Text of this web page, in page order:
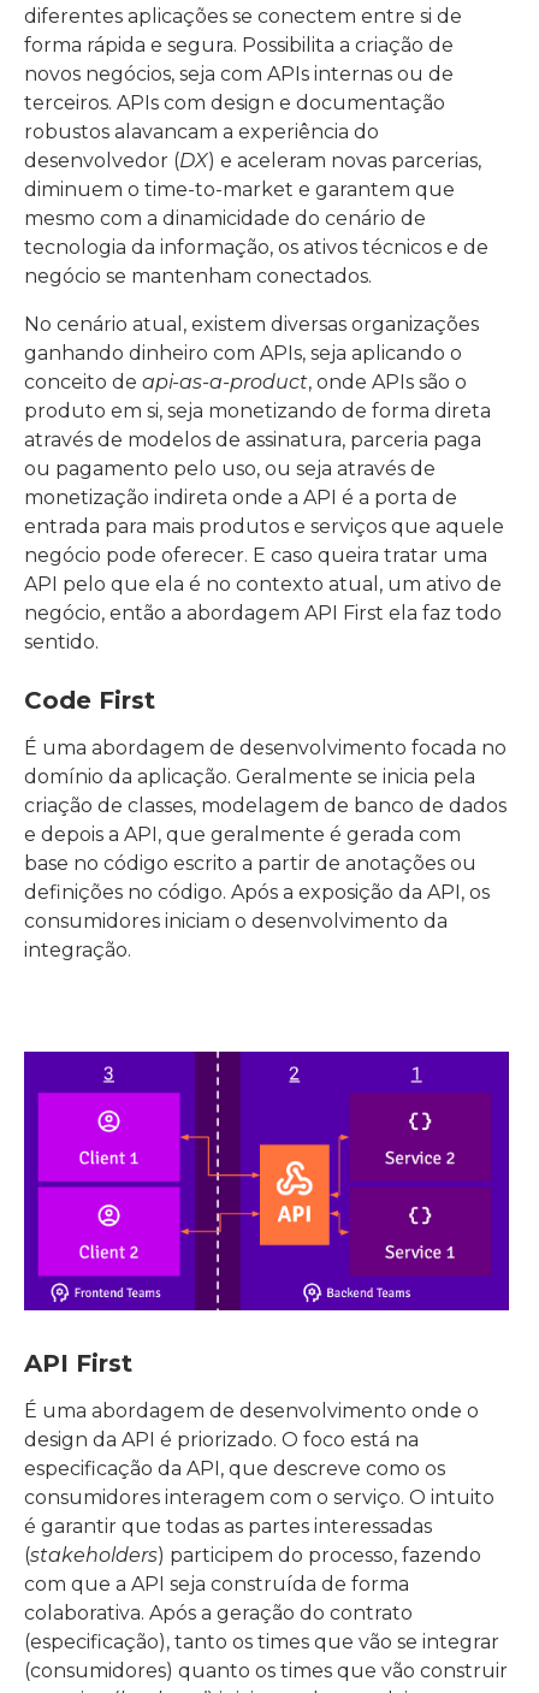
diferentes aplicações se conectem entre si de
forma rápida e segura. Possibilita a criação de
novos negócios, seja com APIs internas ou de
terceiros. APIs com design e documentação
robustos alavancam a experiência do
desenvolvedor (DX) e aceleram novas parcerias,
diminuem o time-to-market e garantem que
mesmo com a dinamicidade do cenário de
tecnologia da informação, os ativos técnicos e de
negócio se mantenham conectados.
No cenário atual, existem diversas organizações
ganhando dinheiro com APIs, seja aplicando o
conceito de api-as-a-product, onde APIs são o
produto em si, seja monetizando de forma direta
através de modelos de assinatura, parceria paga
ou pagamento pelo uso, ou seja através de
monetização indireta onde a API é a porta de
entrada para mais produtos e serviços que aquele
negócio pode oferecer. E caso queira tratar uma
API pelo que ela é no contexto atual, um ativo de
negócio, então a abordagem API First ela faz todo
sentido.
Code First
É uma abordagem de desenvolvimento focada no
domínio da aplicação. Geralmente se inicia pela
criação de classes, modelagem de banco de dados
e depois a API, que geralmente é gerada com
base no código escrito a partir de anotações ou
definições no código. Após a exposição da API, os
consumidores iniciam o desenvolvimento da
integração.
API First
É uma abordagem de desenvolvimento onde o
design da API é priorizado. O foco está na
especificação da API, que descreve como os
consumidores interagem com o serviço. O intuito
é garantir que todas as partes interessadas
(stakeholders) participem do processo, fazendo
com que a API seja construída de forma
colaborativa. Após a geração do contrato
(especificação), tanto os times que vão se integrar
(consumidores) quanto os times que vão construir